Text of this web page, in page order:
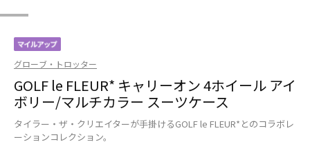
グローブ・トロッター
GOLF le FLEUR* キャリーオン 4ホイール アイ
ボリー/マルチカラー スーツケース
タイラー・ザ・クリエイターが手掛けるGOLF le FLEUR*とのコラボレ
ーションコレクション。